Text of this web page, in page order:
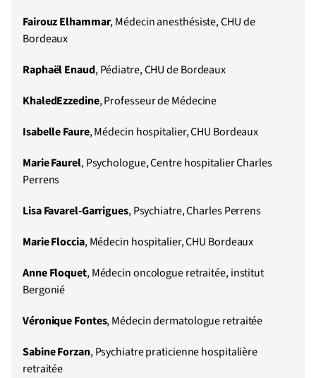
Fairouz Elhammar, Médecin anesthésiste, CHU de
Bordeaux
Raphaël Enaud, Pédiatre, CHU de Bordeaux
KhaledEzzedine, Professeur de Médecine
Isabelle Faure, Médecin hospitalier, CHU Bordeaux
Marie Faurel, Psychologue, Centre hospitalier Charles
Perrens
Lisa Favarel-Garrigues, Psychiatre, Charles Perrens
Marie Floccia, Médecin hospitalier, CHU Bordeaux
Anne Floquet, Médecin oncologue retraitée, institut
Bergonié
Véronique Fontes, Médecin dermatologue retraitée
SabineForzan, Psychiatre praticienne hospitalière
retraitée